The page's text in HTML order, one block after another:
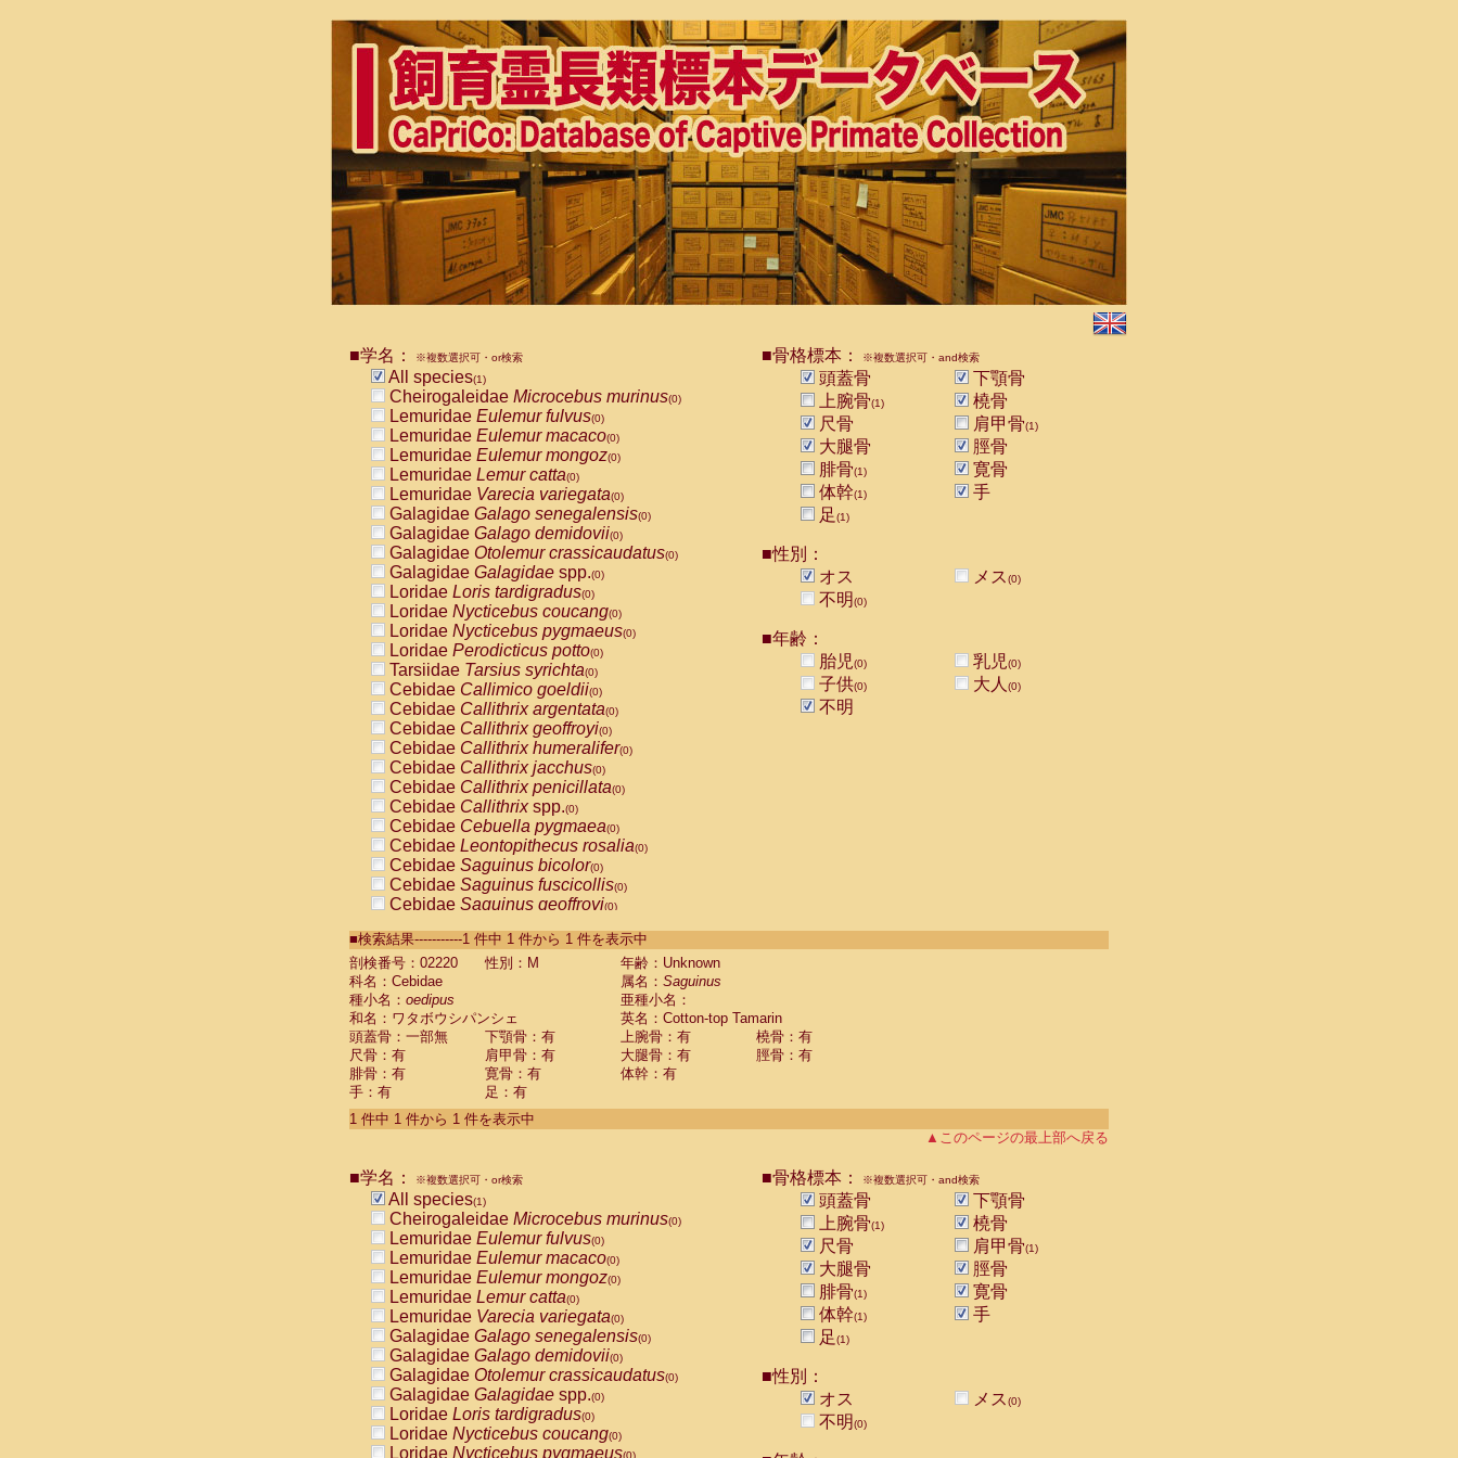
■学名： ※複数選択可・or検索
All species(1)
Cheirogaleidae Microcebus murinus(0)
Lemuridae Eulemur fulvus(0)
Lemuridae Eulemur macaco(0)
Lemuridae Eulemur mongoz(0)
Lemuridae Lemur catta(0)
Lemuridae Varecia variegata(0)
Galagidae Galago senegalensis(0)
Galagidae Galago demidovii(0)
Galagidae Otolemur crassicaudatus(0)
Galagidae Galagidae spp.(0)
Loridae Loris tardigradus(0)
Loridae Nycticebus coucang(0)
Loridae Nycticebus pygmaeus(0)
Loridae Perodicticus potto(0)
Tarsiidae Tarsius syrichta(0)
Cebidae Callimico goeldii(0)
Cebidae Callithrix argentata(0)
Cebidae Callithrix geoffroyi(0)
Cebidae Callithrix humeralifer(0)
Cebidae Callithrix jacchus(0)
Cebidae Callithrix penicillata(0)
Cebidae Callithrixspp.(0)
Cebidae Cebuella pygmaea(0)
Cebidae Leontopithecus rosalia(0)
Cebidae Saguinus bicolor(0)
Cebidae Saguinus fuscicollis(0)
Cebidae Saguinus geoffroyi(0)
CebidaeSaguinus labiatus(0)
Cebidae Saguinus leucopus (0)
Cebidae
Cebidae
CebidaeSaguinus nigricollis (0)
Cebidae Saguinus oedipus
Cebidae Saguinus weddelli
Cebidae Saguinusspp.
Cebidae Aotus trivirgatus
Cebidae Cebus albifrons
CebidaeCebus nigrivittatus
CebidaeCebus
CebidaeSaimiri boliviensis(0)
CebidaeSaimiri sciureus(0)
AtelidaeAlouatta caraya(0)
AtelidaeAlouatta fusca(0)
AtelidaeAlouatta seniculus
AtelidaeAlouattaspp.(0)
AtelidaeAteles belzebuth(0)
AtelidaeAteles geoffroyi(0)
AtelidaeAteles paniscus(0)
AtelidaeAtelesspp.(0)
Atelidae Lagothrix lagothricha
AtelidaeLagothrix lagothricha cana
PitheciidaeCacajao calvus rubicundus
■骨格標本： ※複数選択可・and検索
頭蓋骨
下顎骨
上腕骨(1)
橈骨
尺骨
肩甲骨(1)
大腿骨
脛骨
腓骨(1)
寛骨
体幹(1)
手
足(1)
■性別：
オス
メス(0)
不明(0)
■年齢：
胎児(0) 乳児(0)
子供(0) 大人 (0)
不明
■検索結果-----------1 件中 1 件から 1 件を表示中
剖検番号：02220
性別：M
年齢：Unknown
科名：Cebidae
属名： Saguinus
種小名： oedipus
亜種小名：
和名：ワタボウシパンシェ
英名：Cotton-top Tamarin
頭蓋骨：一部無
下顎骨：有 上腕骨：有
橈骨：有
尺骨：有
肩甲骨：有 大腿骨：有
脛骨：有
腓骨：有
寛骨：有
体幹：有
手：有
足：有
1 件中 1 件から 1 件を表示中
▲このページの最上部へ戻る
■学名： ※複数選択可・or検索
All species(1)
Cheirogaleidae Microcebus murinus(0)
Lemuridae Eulemur fulvus(0)
Lemuridae Eulemur macaco(0)
Lemuridae Eulemur mongoz(0)
Lemuridae Lemur catta(0)
Lemuridae Varecia variegata(0)
Galagidae Galago senegalensis(0)
Galagidae Galago demidovii(0)
Galagidae Otolemur crassicaudatus(0)
Galagidae Galagidae spp.(0)
Loridae Loris tardigradus(0)
Loridae Nycticebus coucang(0)
Loridae Nycticebus pygmaeus(0)
■骨格標本： ※複数選択可・and検索
頭蓋骨
下顎骨
上腕骨(1)
橈骨
尺骨
肩甲骨(1)
大腿骨
脛骨
腓骨(1)
寛骨
体幹(1)
手
足(1)
■性別：
オス
メス(0)
不明(0)